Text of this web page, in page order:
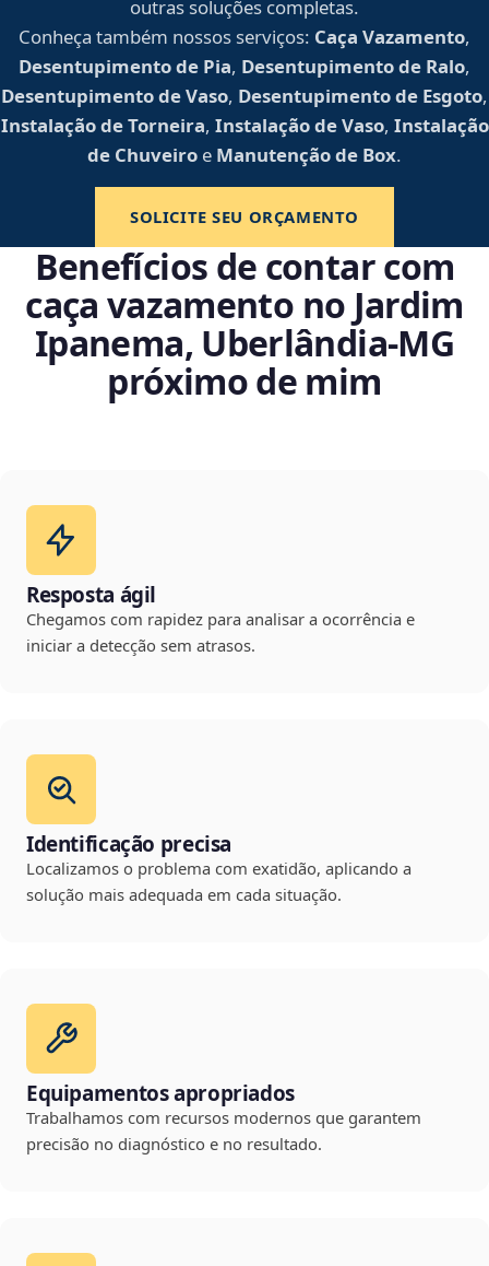
outras soluções completas.
Conheça também nossos serviços: Caça Vazamento,
Desentupimento de Pia, Desentupimento de Ralo,
Desentupimento de Vaso, Desentupimento de Esgoto,
Instalação de Torneira, Instalação de Vaso, Instalação
de Chuveiro e Manutenção de Box.
SOLICITE SEU ORÇAMENTO
Benefícios de contar com
caça vazamento no Jardim
Ipanema, Uberlândia‑MG
próximo de mim
Resposta ágil
Chegamos com rapidez para analisar a ocorrência e
iniciar a detecção sem atrasos.
Identificação precisa
Localizamos o problema com exatidão, aplicando a
solução mais adequada em cada situação.
Equipamentos apropriados
Trabalhamos com recursos modernos que garantem
precisão no diagnóstico e no resultado.